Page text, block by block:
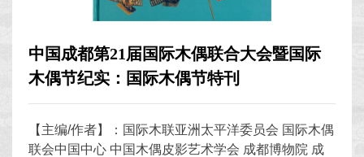
中国成都第21届国际木偶联合大会暨国际
木偶节纪实：国际木偶节特刊
【主编/作者】：国际木联亚洲太平洋委员会 国际木偶
联会中国中心 中国木偶皮影艺术学会 成都博物院 成